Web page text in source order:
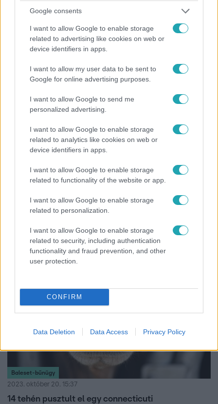
Google consents
I want to allow Google to enable storage
related to advertising like cookies on web or
device identifiers in apps.
I want to allow my user data to be sent to
Google for online advertising purposes.
I want to allow Google to send me
personalized advertising.
I want to allow Google to enable storage
related to analytics like cookies on web or
device identifiers in apps.
I want to allow Google to enable storage
related to functionality of the website or app.
I want to allow Google to enable storage
related to personalization.
I want to allow Google to enable storage
related to security, including authentication
functionality and fraud prevention, and other
user protection.
CONFIRM
Data Deletion Data Access Privacy Policy
tüzet észlelő fiatalember közelében. Az állatvédők szerint
gyógyszerekre, kutyafekhelyekre és kétkezi munkára is
szükségük van, hogy újjáépíthessék a telepet.
2023. október 22. 17:08
érkezett a Hortobágyra
héten 194 ezer madarat számláltak meg a
Természetvédelmi Őrszolgálat munkatársai. A szakértők
miatt ekkora a létszám. A madártömeg várhatóan
november végéig marad hazánkban, utána folytatják
útjukat Észak-Afrika felé.
Baleset-bűnügy
2023. október 20. 15:37
14 tehén pusztult el egy connecticuti